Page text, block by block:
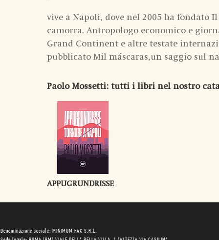
vive a Napoli, dove nel 2005 ha fondato
camorra. Antropologo economico e
Grand Continent e altre testate
pubblicato Mil máscaras,un saggio sul
Paolo Mossetti: tutti i libri nel nostro
APPUGRUNDRISSE
Denominazione sociale: MINIMUM FAX S.R.L.